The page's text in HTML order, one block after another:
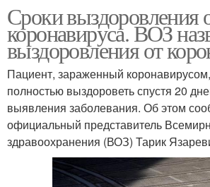
Сроки выздоровления
коронавируса. ВОЗ
выздоровления от
Пациент, зараженный
полностью выздороветь спустя 20
выявления заболевания. Об этом
официальный представитель
здравоохранения (ВОЗ) Тарик